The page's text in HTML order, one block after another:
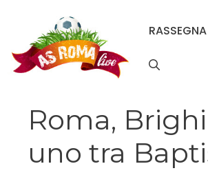
contenuto
Roma,
uno tra